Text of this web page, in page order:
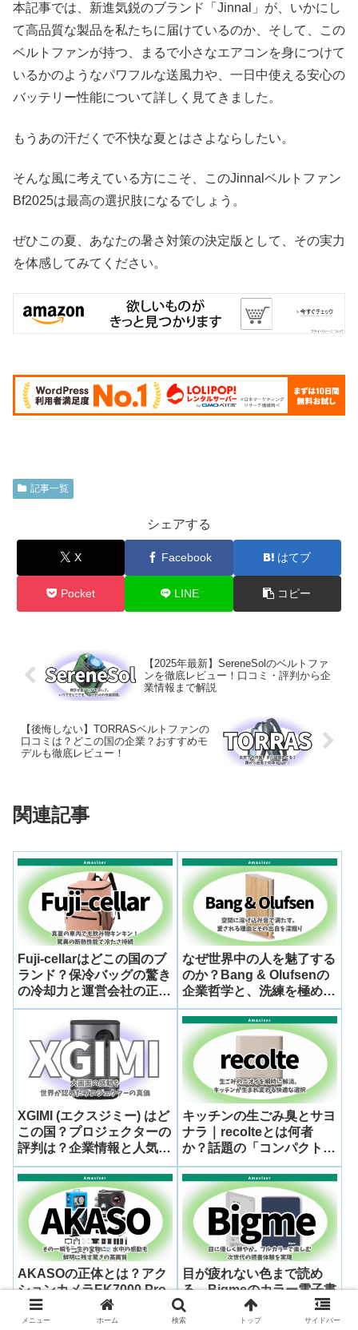
本記事では、新進気鋭のブランド「Jinnal」が、いかにし
て高品質な製品を私たちに届けているのか、そして、この
ベルトファンが持つ、まるで小さなエアコンを身につけて
いるかのようなパワフルな送風力や、一日中使える安心の
バッテリー性能について詳しく見てきました。
もうあの汗だくで不快な夏とはさよならしたい。
そんな風に考えている方にこそ、このJinnalベルトファン
Bf2025は最高の選択肢になるでしょう。
ぜひこの夏、あなたの暑さ対策の決定版として、その実力
を体感してみてください。
記事一覧
シェアする
X Facebook はてブ
Pocket LINE コピー
【2025年最新】SereneSolのベルトファ
ンを徹底レビュー！口コミ・評判から企
業情報まで解説
【後悔しない】TORRASベルトファンの
口コミは？どこの国の企業？おすすめモ
デルも徹底レビュー！
関連記事
Fuji-cellarはどこの国のブ
ランド？保冷バッグの驚き
の冷却力と運営会社の正体
を徹底調査！
なぜ世界中の人を魅了する
のか？Bang & Olufsenの
企業哲学と、洗練を極めた
「マルチルームスピーカー
Beosound Emerge」の魅
力に迫る
XGIMI (エクスジミー) はど
この国？プロジェクターの
評判は？企業情報と人気お
すすめモデルを徹底解説！
キッチンの生ごみ臭とサヨ
ナラ｜recolteとは何者
か？話題の「コンパクト生
ごみ処理機 RDP-2(W)」を
選ぶ理由
AKASOの正体とは？アク
ションカメラEK7000 Pro
が世界中で選ばれ続ける理
由を徹底解説
目が疲れない色まで読め
る。Bigmeのカラー電子書
籍リーダーJP-B6の実力と
ブランドの正体に迫る
メニュー ホーム 検索 トップ サイドバー